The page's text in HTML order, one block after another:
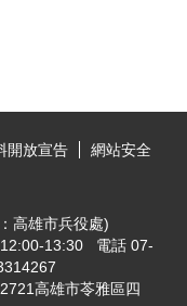
開放宣告
網站安全
高雄市兵役處)
13:30 電話 07-
高雄市苓雅區四